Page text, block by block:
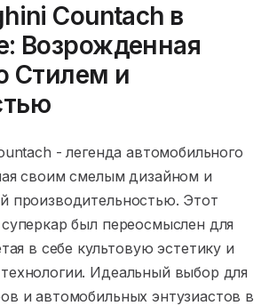
Countach в
Возрожденная
Стилем и
- легенда автомобильного
своим смелым дизайном и
производительностью. Этот
был переосмыслен для
в себе культовую эстетику и
Идеальный выбор для
и автомобильных энтузиастов в